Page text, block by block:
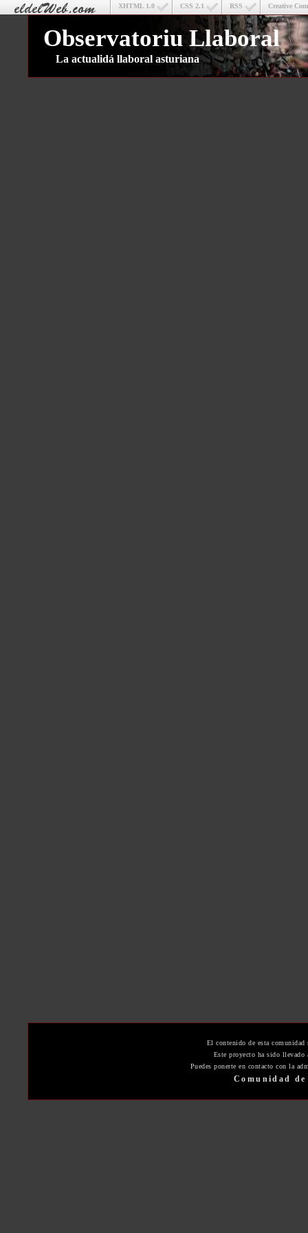
Creative
RSS
CSS 2.1
XHTML 1.0
Observatoriu Llaboral
La actualidá llaboral asturiana
El contenido de esta
Este proyecto ha sido
Puedes ponerte en contacto con la
Comunidad